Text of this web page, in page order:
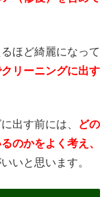
ほど綺麗になって
リーニングに出す
出す前には、
どの
のかをよく考え、
いと思います。